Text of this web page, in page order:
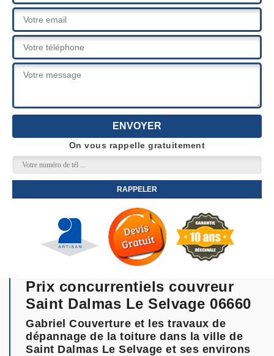
On vous rappelle gratuitement
Prix concurrentiels couvreur
Saint Dalmas Le Selvage 06660
Gabriel Couverture et les travaux de
dépannage de la toiture dans la ville de
Saint Dalmas Le Selvage et ses environs